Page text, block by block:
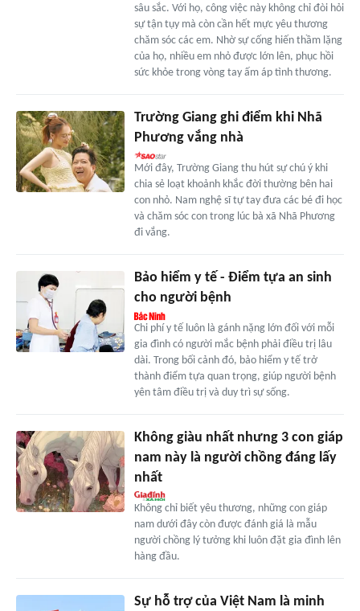
sâu sắc. Với họ, công việc này không chỉ đòi hỏi
sự tận tụy mà còn cần hết mực yêu thương
chăm sóc các em. Nhờ sự cống hiến thầm lặng
của họ, nhiều em nhỏ được lớn lên, phục hồi
sức khỏe trong vòng tay ấm áp tình thương.
Trường Giang ghi điểm khi Nhã
Phương vắng nhà
Mới đây, Trường Giang thu hút sự chú ý khi
chia sẻ loạt khoảnh khắc đời thường bên hai
con nhỏ. Nam nghệ sĩ tự tay đưa các bé đi học
và chăm sóc con trong lúc bà xã Nhã Phương
đi vắng.
Bảo hiểm y tế - Điểm tựa an sinh
cho người bệnh
Chi phí y tế luôn là gánh nặng lớn đối với mỗi
gia đình có người mắc bệnh phải điều trị lâu
dài. Trong bối cảnh đó, bảo hiểm y tế trở
thành điểm tựa quan trọng, giúp người bệnh
yên tâm điều trị và duy trì sự sống.
Không giàu nhất nhưng 3 con giáp
nam này là người chồng đáng lấy
nhất
Không chỉ biết yêu thương, những con giáp
nam dưới đây còn được đánh giá là mẫu
người chồng lý tưởng khi luôn đặt gia đình lên
hàng đầu.
Sự hỗ trợ của Việt Nam là minh